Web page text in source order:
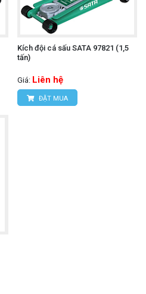
Kích đội cá sấu SATA 97821 (1,5
tấn)
Giá: Liên hệ
ĐẶT MUA